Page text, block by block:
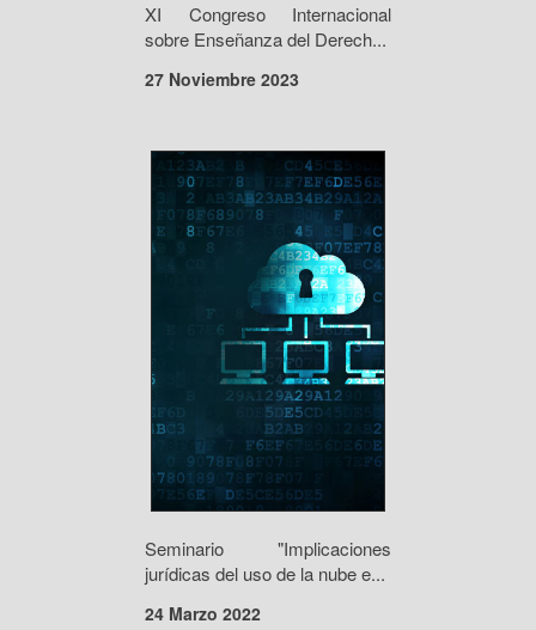
XI Congreso Internacional
sobre Enseñanza del Derech...
27 Noviembre 2023
Seminario "Implicaciones
jurídicas del uso de la nube e...
24 Marzo 2022